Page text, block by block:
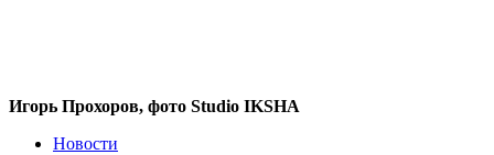
Игорь Прохоров, фото Studio IKSHA
Новости